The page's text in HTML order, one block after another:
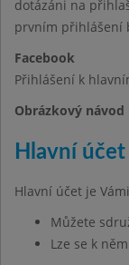
dotázáni na
prvním přihlášení
Facebook
Přihlášení k
Obrázkový
Hlavní účet
Hlavní účet je
Můžete
Lze se k